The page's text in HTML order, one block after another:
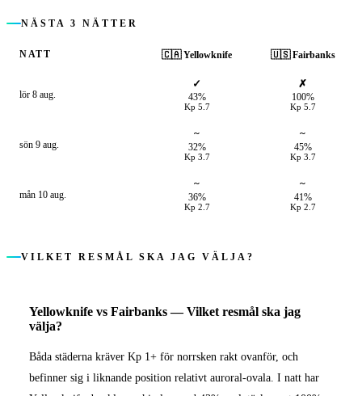
NÄSTA 3 NÄTTER
NATT 🇨🇦 Yellowknife 🇺🇸 Fairbanks
lör 8 aug.
✓
43%
Kp 5.7
✗
100%
Kp 5.7
sön 9 aug.
~
32%
Kp 3.7
~
45%
Kp 3.7
mån 10 aug.
~
36%
Kp 2.7
~
41%
Kp 2.7
VILKET RESMÅL SKA JAG VÄLJA?
Yellowknife vs Fairbanks—Vilket resmål ska jag
välja?
Båda städerna kräver Kp 1+ för norrsken rakt ovanför, och
befinner sig i liknande position relativt auroral-ovala. I natt har